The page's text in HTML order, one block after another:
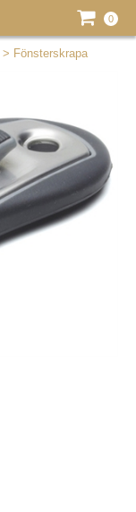
0
> Fönsterskrapa